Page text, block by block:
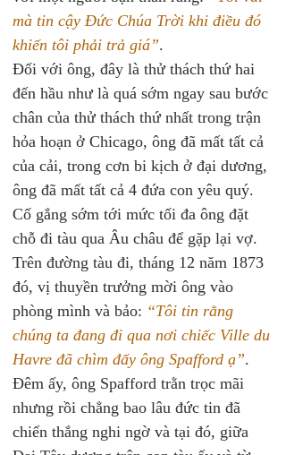
mà tin cậy Đức Chúa Trời khi điều đó
khiến tôi phải trả giá”.
Đối với ông, đây là thử thách thứ hai
đến hầu như là quá sớm ngay sau bước
chân của thử thách thứ nhất trong trận
hỏa hoạn ở Chicago, ông đã mất tất cả
của cải, trong cơn bi kịch ở đại dương,
ông đã mất tất cả 4 đứa con yêu quý.
Cố gắng sớm tới mức tối đa ông đặt
chỗ đi tàu qua Âu châu để gặp lại vợ.
Trên đường tàu đi, tháng 12 năm 1873
đó, vị thuyền trưởng mời ông vào
phòng mình và bảo: “Tôi tin rằng
chúng ta đang đi qua nơi chiếc Ville du
Havre đã chìm đấy ông Spafford ạ”.
Đêm ấy, ông Spafford trằn trọc mãi
nhưng rồi chẳng bao lâu đức tin đã
chiến thắng nghi ngờ và tại đó, giữa